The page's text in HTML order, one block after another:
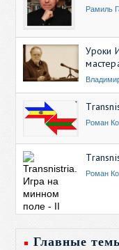
Рамиль
Уроки
Роман
Роман
Главные